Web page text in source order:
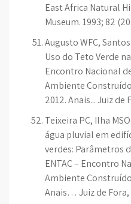
East Africa Natural
Museum. 1993; 82
Augusto WFC,
Uso do Teto Verde
Encontro Nacional
Ambiente
2012. Anais... Juiz de
Teixeira PC, Ilha
água pluvial em
verdes: Parâmetros
ENTAC – Encontro
Ambiente
Anais… Juiz de Fora,